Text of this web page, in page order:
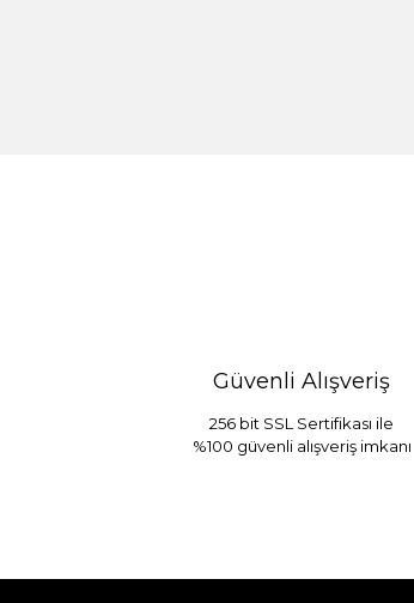
2.400,00 TL
Güvenli Alışveriş
256 bit SSL Sertifikası ile
%100 güvenli alışveriş imkanı